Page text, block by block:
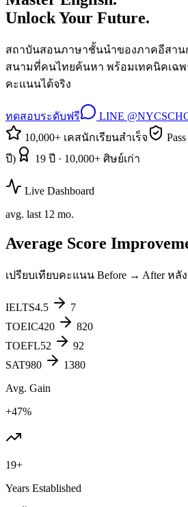
Unlock Your Future.
สถาบันสอนภาษาชั้นนำของภาคอีสาน
สนามที่คนไทยค้นหา พร้อมเทคนิคเฉพ
คะแนนได้จริง
ทดสอบระดับฟรี
LINE
10,000+ เคสนักเรียนสำเร็จ
ปี)
19 ปี · 10,000+ ศิษย์เก่า
Live Dashboard
avg. last 12 mo.
Average Score
เปรียบเทียบคะแนน Before → After หลั
IELTS4.5
7
TOEIC420
820
TOEFL52
92
SAT980
1380
Avg. Gain
+47%
19+
Years Established